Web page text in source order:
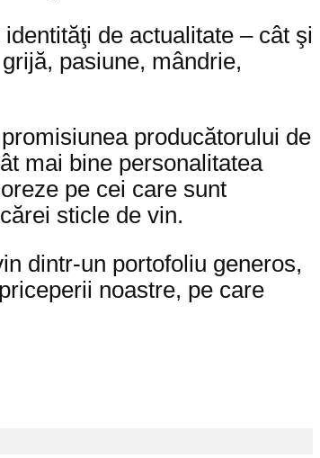
de actualitate – cât şi
pasiune, mândrie,
producătorului de
mai bine personalitatea
pe cei care sunt
sticle de vin.
dintr-un portofoliu generos,
noastre, pe care